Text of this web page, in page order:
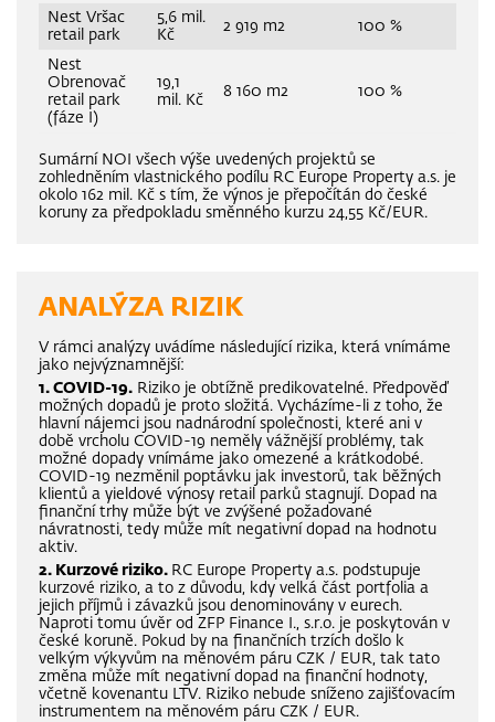
Nest Vršac
retail park
5,6 mil.
Kč
2 919 m2 100 %
Nest
Obrenovač
retail park
(fáze I)
19,1
mil. Kč
8 160 m2 100 %
Sumární NOI všech výše uvedených projektů se
zohledněním vlastnického podílu RC Europe Property a.s. je
okolo 162 mil. Kč s tím, že výnos je přepočítán do české
koruny za předpokladu směnného kurzu 24,55 Kč/EUR.
ANALÝZA RIZIK
V rámci analýzy uvádíme následující rizika, která vnímáme
jako nejvýznamnější:
1. COVID-19. Riziko je obtížně predikovatelné. Předpověď
možných dopadů je proto složitá. Vycházíme-li z toho, že
hlavní nájemci jsou nadnárodní společnosti, které ani v
době vrcholu COVID-19 neměly vážnější problémy, tak
možné dopady vnímáme jako omezené a krátkodobé.
COVID-19 nezměnil poptávku jak investorů, tak běžných
klientů a yieldové výnosy retail parků stagnují. Dopad na
finanční trhy může být ve zvýšené požadované
návratnosti, tedy může mít negativní dopad na hodnotu
aktiv.
2. Kurzové riziko. RC Europe Property a.s. podstupuje
kurzové riziko, a to z důvodu, kdy velká část portfolia a
jejich příjmů i závazků jsou denominovány v eurech.
Naproti tomu úvěr od ZFP Finance I., s.r.o. je poskytován v
české koruně. Pokud by na finančních trzích došlo k
velkým výkyvům na měnovém páru CZK / EUR, tak tato
změna může mít negativní dopad na finanční hodnoty,
včetně kovenantu LTV. Riziko nebude sníženo zajišťovacím
instrumentem na měnovém páru CZK / EUR.